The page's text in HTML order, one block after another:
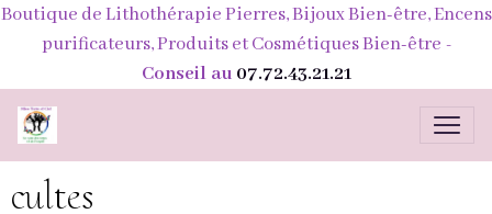
Boutique de Lithothérapie Pierres, Bijoux Bien-être, Encens
purificateurs, Produits et Cosmétiques Bien-être -
Conseil au 07.72.43.21.21
cultes